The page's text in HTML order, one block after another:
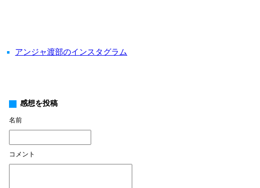
アンジャ渡部のインスタグラム
感想を投稿
名前
コメント